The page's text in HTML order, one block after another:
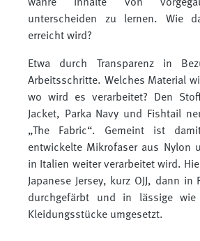
wahre Inhalte von
unterscheiden zu lernen. Wie
erreicht wird?
Etwa durch Transparenz in
Arbeitsschritte. Welches Material
wo wird es verarbeitet? Den
Jacket, Parka Navy und Fishtail
„The Fabric“. Gemeint ist
entwickelte Mikrofaser aus Nylon
in Italien weiter verarbeitet wird.
Japanese Jersey, kurz OJJ, dann in
durchgefärbt und in lässige wie
Kleidungsstücke umgesetzt.